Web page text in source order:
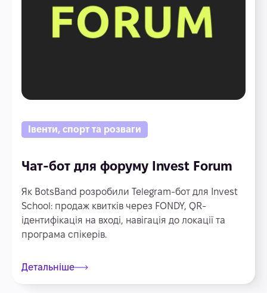
Івенти, спорт та розваги
Чат-бот для форуму Invest Forum
Як BotsBand розробили Telegram-бот для Invest
School: продаж квитків через FONDY, QR-
ідентифікація на вході, навігація до локації та
програма спікерів.
Детальніше